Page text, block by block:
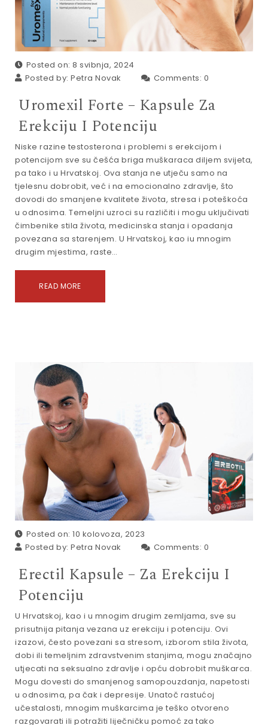
Posted on: 8 svibnja, 2024
Posted by: Petra Novak Comments: 0
Uromexil Forte – Kapsule Za
Erekciju I Potenciju
Niske razine testosterona i problemi s erekcijom i
potencijom sve su češća briga muškaraca diljem svijeta,
pa tako i u Hrvatskoj. Ova stanja ne utječu samo na
tjelesnu dobrobit, već i na emocionalno zdravlje, što
dovodi do smanjene kvalitete života, stresa i poteškoća
u odnosima. Temeljni uzroci su različiti i mogu uključivati
čimbenike stila života, medicinska stanja i opadanja
povezana sa starenjem. U Hrvatskoj, kao iu mnogim
drugim mjestima, raste…
READ MORE
Posted on: 10 kolovoza, 2023
Posted by: Petra Novak Comments: 0
Erectil Kapsule – Za Erekciju I
Potenciju
U Hrvatskoj, kao i u mnogim drugim zemljama, sve su
prisutnija pitanja vezana uz erekciju i potenciju. Ovi
izazovi, često povezani sa stresom, izborom stila života,
dobi ili temeljnim zdravstvenim stanjima, mogu značajno
utjecati na seksualno zdravlje i opću dobrobit muškarca.
Mogu dovesti do smanjenog samopouzdanja, napetosti
u odnosima, pa čak i depresije. Unatoč rastućoj
učestalosti, mnogim muškarcima je teško otvoreno
razgovarati ili potražiti liječničku pomoć za tako